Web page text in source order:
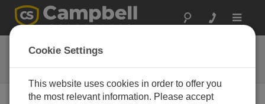
Toggle
26120
放射収支計取付キット
Cookie Settings
This website uses cookies in order to offer you
the most relevant information. Please accept